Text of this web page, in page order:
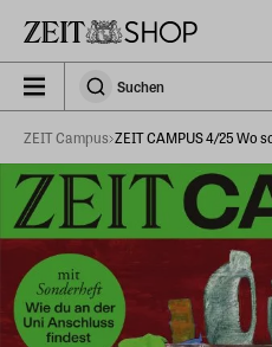
SuchenSuchen
ZEIT Campus ZEIT CAMPUS 4/25 Wo